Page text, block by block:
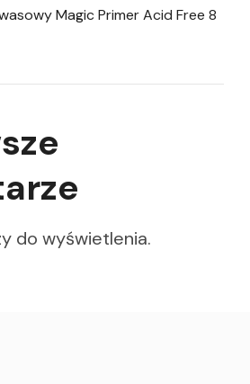
Magic Primer Acid Free 8
do wyświetlenia.